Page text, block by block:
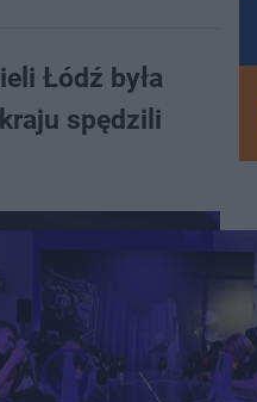
Łódź była
spędzili